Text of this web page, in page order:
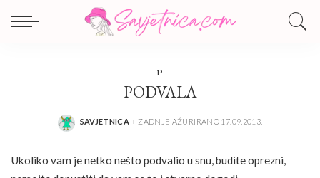
P
PODVALA
POSTED
SAVJETNICA ZADNJE AŽURIRANO 17.09.2013.
Ukoliko vam je netko nešto podvalio u snu, budite oprezni,